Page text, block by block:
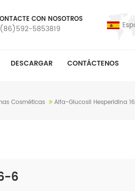
CON NOSOTROS
5853819
DESCARGAR CONTÁCTENOS
Cosméticas Alfa-Glucosil Hesperidina
6